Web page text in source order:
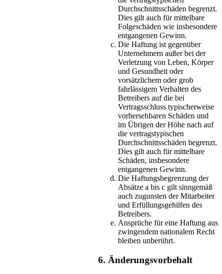
Durchschnittsschäden begrenzt.
Dies gilt auch für mittelbare
Folgeschäden wie insbesondere
entgangenen Gewinn.
Die Haftung ist gegenüber
Unternehmern außer bei der
Verletzung von Leben, Körper
und Gesundheit oder
vorsätzlichem oder grob
fahrlässigem Verhalten des
Betreibers auf die bei
Vertragsschluss typischerweise
vorhersehbaren Schäden und
im Übrigen der Höhe nach auf
die vertragstypischen
Durchschnittsschäden begrenzt.
Dies gilt auch für mittelbare
Schäden, insbesondere
entgangenen Gewinn.
Die Haftungsbegrenzung der
Absätze a bis c gilt sinngemäß
auch zugunsten der Mitarbeiter
und Erfüllungsgehilfen des
Betreibers.
Ansprüche für eine Haftung aus
zwingendem nationalem Recht
bleiben unberührt.
6. Änderungsvorbehalt